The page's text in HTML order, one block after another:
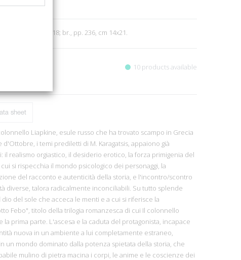
Rosa. Atene, 2018; br., pp. 236, cm 14x21.
10 products available
sheet
Liapkine, esule russo che ha trovato scampo in Grecia
i temi prediletti di M. Karagatsis, appaiono già
il realismo orgiastico, il desiderio erotico, la forza primigenia del
si rispecchia il mondo psicologico dei personaggi, la
del racconto e autenticità della storia, e l'incontro/scontro
diverse, talora radicalmente inconciliabili. Su tutto splende
del sole che acceca le menti e a cui si riferisce la
Febo", titolo della trilogia romanzesca di cui Il colonnello
la prima parte. L'ascesa e la caduta del protagonista, incapace
nuova in un ambiente a lui completamente estraneo,
un mondo dominato dalla potenza spietata della storia, che
mulino di pietra macina i corpi, le anime e le coscienze dei